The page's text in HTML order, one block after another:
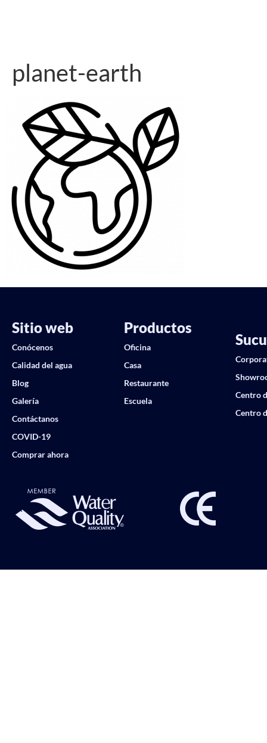
planet-earth
Sitio web
Conócenos
Calidad del agua
Blog
Galería
Contáctanos
COVID-19
Comprar ahora
Productos
Oficina
Casa
Restaurante
Escuela
Centro
Centro